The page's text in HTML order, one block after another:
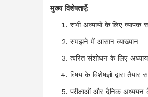
मुख्य विशेषताएँ:
सभी अध्यायों के लिए व्यापक
समझने में आसान व्याख्यान
त्वरित संशोधन के लिए
विषय के विशेषज्ञों द्वारा तैयार
परीक्षाओं और दैनिक अध्ययन